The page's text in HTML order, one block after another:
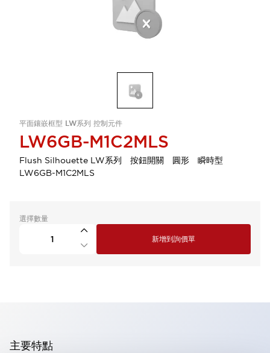
平面鑲嵌框型 LW系列 控制元件
LW6GB-M1C2MLS
Flush Silhouette LW系列 按鈕開關 圓形 瞬時型
LW6GB-M1C2MLS
選擇數量
新增到詢價單
主要特點